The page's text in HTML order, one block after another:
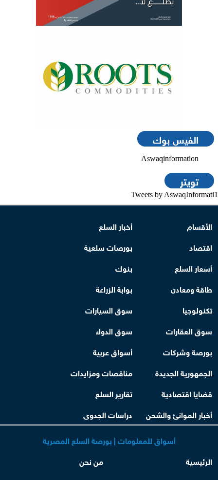
الفيس بوك
Aswaqinformation
تويتر
Tweets by AswaqInformati1
الأقسام
أخبار السلع
اقتصاد
بورصات سلعية
أسعار السلع
بنوك
طاقة ومعادن
بوابة الزراعة
تكنولوجيا
سوق السيارات
سوق العقارات
سوق الدواء
بورصة وشركات
أسواق عربية
الجمهورية الجديدة
مناقصات ومزايدات
قضايا اقتصادية
تقارير السلع
أخبار الموانئ والشحن
دراسات الجدوى
أسواق للمعلومات | بورصة السلع المصرية
الرئيسية
من نحن